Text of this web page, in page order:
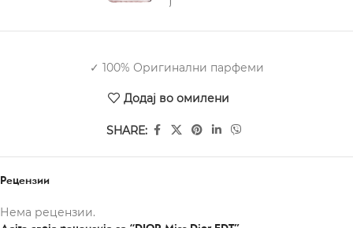
✓ 100% Оригинални парфеми
Додај во омилени
SHARE:
Рецензии
Нема рецензии.